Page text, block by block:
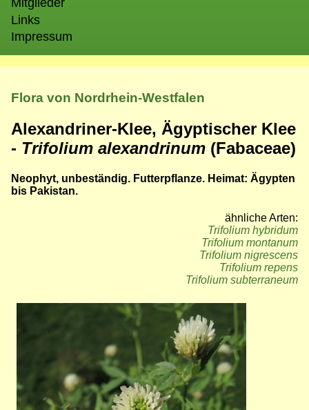
Mitglieder
Links
Impressum
Flora von Nordrhein-Westfalen
Alexandriner-Klee, Ägyptischer Klee
- Trifolium alexandrinum (Fabaceae)
Neophyt, unbeständig. Futterpflanze. Heimat: Ägypten
bis Pakistan.
ähnliche Arten:
Trifolium hybridum
Trifolium montanum
Trifolium nigrescens
Trifolium repens
Trifolium subterraneum